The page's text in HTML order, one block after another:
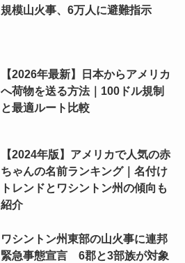
規模山火事、6万人に避難指示
【2026年最新】日本からアメリカ
へ荷物を送る方法｜100ドル規制
と最適ルート比較
【2024年版】アメリカで人気の赤
ちゃんの名前ランキング｜名付け
トレンドとワシントン州の傾向も
紹介
ワシントン州東部の山火事に連邦
緊急事態宣言 6郡と3部族が対象